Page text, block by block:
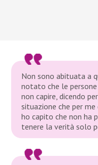
Non sono abituata a
notato che le
non capire, dicendo
situazione che per
ho capito che non ha
tenere la verità solo